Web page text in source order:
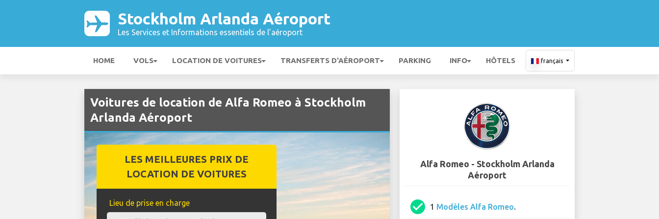
Stockholm Arlanda Aéroport
Les Services et Informations essentiels de l’aéroport
HOME VOLS LOCATION DE VOITURES TRANSFERTS D'AÉROPORT PARKING INFO HÔTELS français
Voitures de location de Alfa Romeo à Stockholm
Arlanda Aéroport
LES MEILLEURES PRIX DE
LOCATION DE VOITURES
Lieu de prise en charge
Alfa Romeo - Stockholm Arlanda
Aéroport
check_circle 1 Modèles Alfa Romeo.